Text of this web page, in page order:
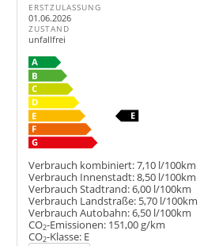
ERSTZULASSUNG
01.06.2026
ZUSTAND
unfallfrei
Verbrauch kombiniert:7,10 l/100km
Verbrauch Innenstadt:8,50 l/100km
Verbrauch Stadtrand:6,00 l/100km
Verbrauch Landstraße: 5,70 l/100km
Verbrauch Autobahn:6,50 l/100km
CO2-Emissionen: 151,00 g/km
CO2-Klasse: E